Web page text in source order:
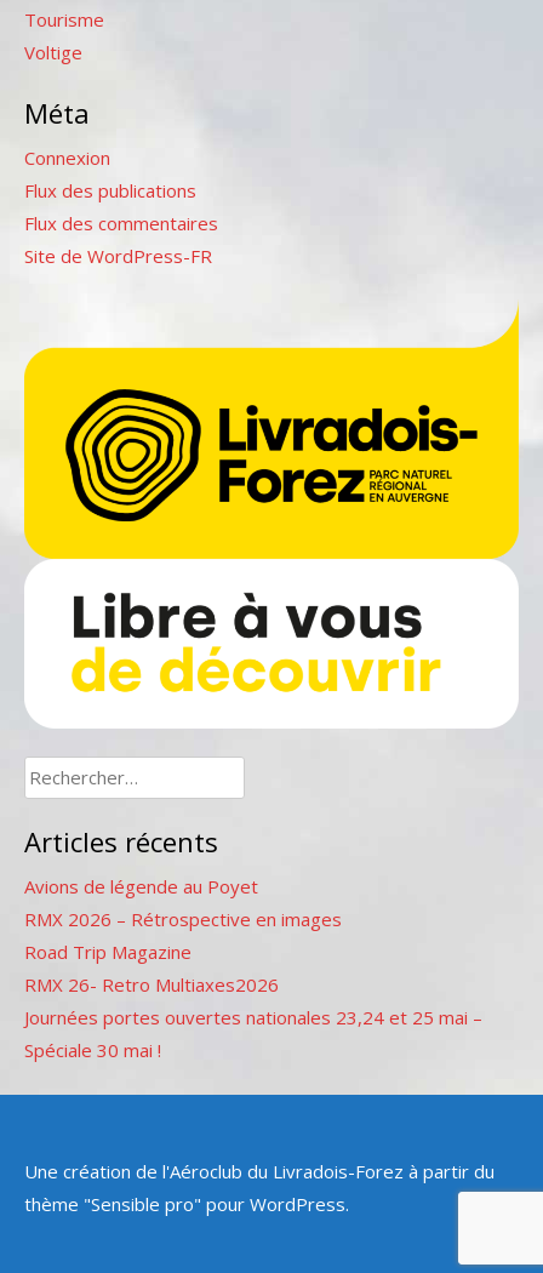
Tourisme
Voltige
Méta
Connexion
Flux des publications
Flux des commentaires
Site de WordPress-FR
Rechercher :
Articles récents
Avions de légende au Poyet
RMX 2026 – Rétrospective en images
Road Trip Magazine
RMX 26- Retro Multiaxes2026
Journées portes ouvertes nationales 23,24 et 25 mai –
Spéciale 30 mai !
Une création de l'Aéroclub du Livradois-Forez à partir du
thème "Sensible pro" pour WordPress.